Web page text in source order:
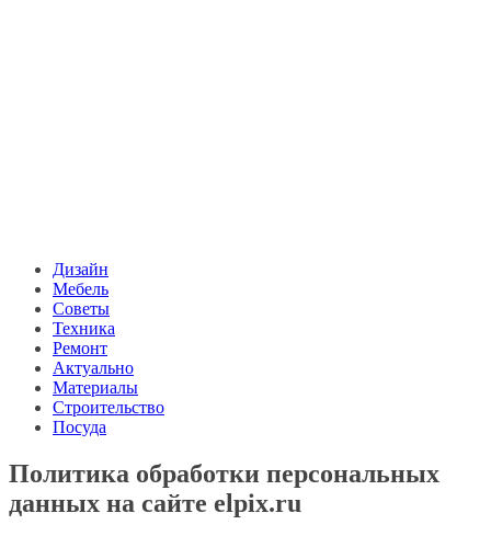
Дизайн
Мебель
Советы
Техника
Ремонт
Актуально
Материалы
Строительство
Посуда
Политика обработки персональных
данных на сайте elpix.ru